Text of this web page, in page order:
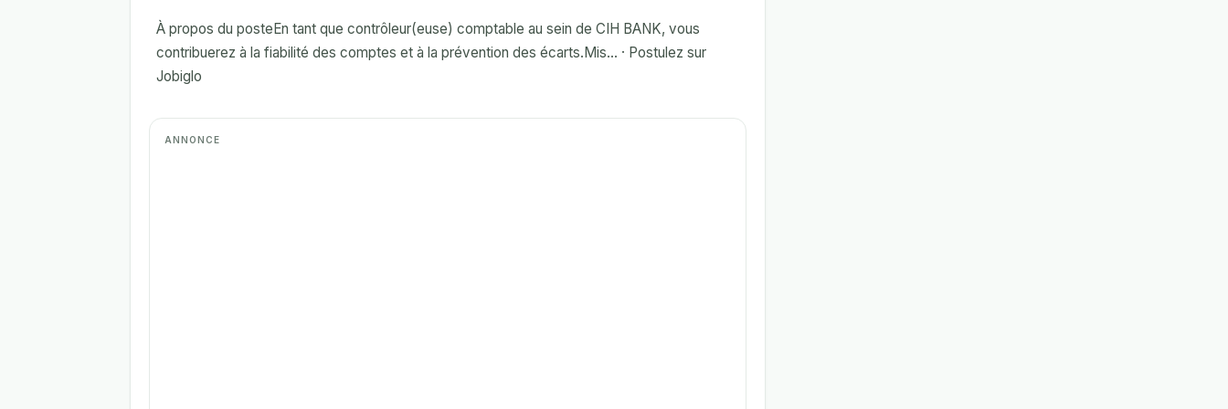
À propos du posteEn tant que contrôleur(euse) comptable au sein de CIH BANK, vous
contribuerez à la fiabilité des comptes et à la prévention des écarts.Mis... · Postulez sur
Jobiglo